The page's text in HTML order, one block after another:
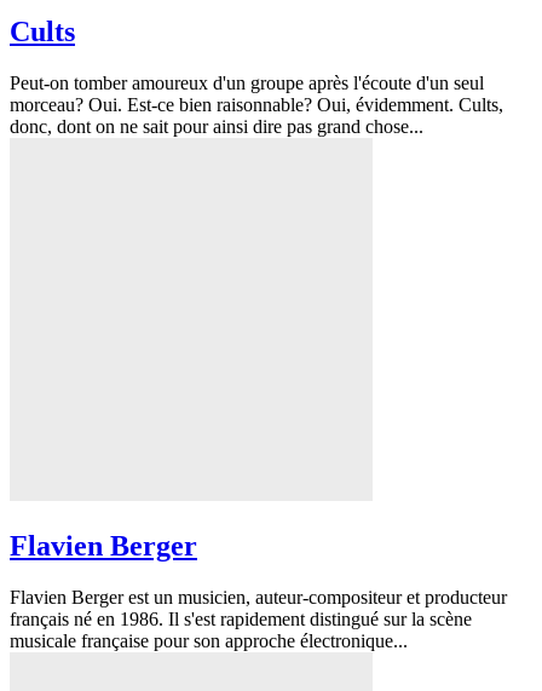
Cults
Peut-on tomber amoureux d'un groupe après l'écoute d'un seul
morceau? Oui. Est-ce bien raisonnable? Oui, évidemment. Cults,
donc, dont on ne sait pour ainsi dire pas grand chose...
Flavien Berger
Flavien Berger est un musicien, auteur-compositeur et producteur
français né en 1986. Il s'est rapidement distingué sur la scène
musicale française pour son approche électronique...